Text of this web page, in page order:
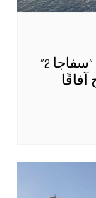
مصر – إنجاز تاريخي بميناء سفاجا.. “سفاجا 2”